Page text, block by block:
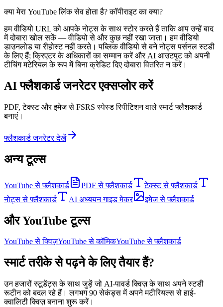
क्या मेरा YouTube लिंक सेव होता है? कॉपीराइट का क्या?
हम वीडियो URL को आपके नोट्स के साथ स्टोर करते हैं ताकि आप उन्हें बाद
में दोबारा खोल सकें — वीडियो से और कुछ नहीं रखा जाता। हम वीडियो
डाउनलोड या रीहोस्ट नहीं करते। पब्लिक वीडियो से बने नोट्स पर्सनल स्टडी
के लिए हैं; क्रिएटर के अधिकारों का सम्मान करें और AI आउटपुट को अपनी
टीचिंग मटेरियल के रूप में बिना क्रेडिट दिए दोबारा वितरित न करें।
AI फ्लैशकार्ड जनरेटर एक्सप्लोर करें
PDF, टेक्स्ट और इमेज से FSRS स्पेस्ड रिपीटिशन वाले स्मार्ट फ्लैशकार्ड
बनाएं।
फ्लैशकार्ड जनरेटर देखें
अन्य टूल्स
YouTube से फ्लैशकार्ड PDF से फ्लैशकार्ड
टेक्स्ट से फ्लैशकार्ड
नोट्स से फ्लैशकार्ड
AI अध्ययन गाइड मेकर इमेज से फ्लैशकार्ड
और YouTube टूल्स
YouTube से क्विज़YouTube से कॉमिकYouTube से फ्लैशकार्ड
स्मार्ट तरीके से पढ़ने के लिए तैयार हैं?
उन हजारों स्टूडेंट्स के साथ जुड़ें जो AI-पावर्ड क्विज़ के साथ अपने स्टडी
रूटीन को बदल रहे हैं। लगभग 90 सेकंड्स में अपने मटीरियल्स से हाई-
क्वालिटी क्विज़ बनाना शुरू करें।